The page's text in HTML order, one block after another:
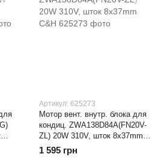
Артикул: 625273
Мотор вент. внутр. блока для
кондиц. ZWA138D84A(FN20V-
ZL) 20W 310V, шток 8x37mm
C&H
1 595 грн